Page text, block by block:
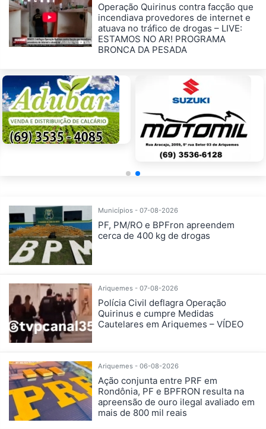
Operação Quirinus contra facção que
incendiava provedores de internet e
atuava no tráfico de drogas – LIVE:
ESTAMOS NO AR! PROGRAMA
BRONCA DA PESADA
Municípios - 07-08-2026
PF, PM/RO e BPFron apreendem
cerca de 400 kg de drogas
Ariquemes - 07-08-2026
Polícia Civil deflagra Operação
Quirinus e cumpre Medidas
Cautelares em Ariquemes – VÍDEO
Ariquemes - 06-08-2026
Ação conjunta entre PRF em
Rondônia, PF e BPFRON resulta na
apreensão de ouro ilegal avaliado em
mais de 800 mil reais